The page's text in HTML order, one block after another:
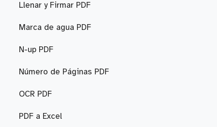
Llenar y Firmar PDF
Marca de agua PDF
N-up PDF
Número de Páginas PDF
OCR PDF
PDF a Excel